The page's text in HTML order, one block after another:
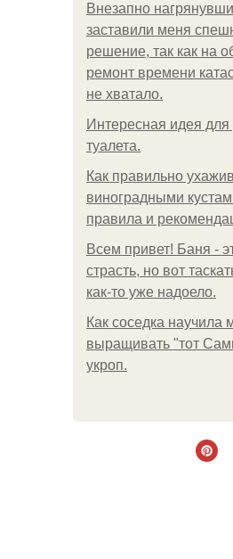
Внезапно
заставили меня
решение, так как на
ремонт времени
не хватало.
Интересная идея для
туалета.
Как правильно
виноградными
правила и
Всем привет! Баня -
страсть, но вот
как-то уже надоело.
Как соседка научила
выращивать "тот
укроп.